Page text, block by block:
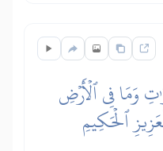
وَمَا فِي ٱلۡأَرۡضِ
ٱلۡحَكِيمِ